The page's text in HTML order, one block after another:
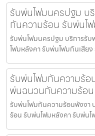
รับพ่นโฟมนครปฐม บ
กันความร้อน รับพ่นโ
รับพ่นโฟมนครปฐม บริการรั
โฟมหลังคา รับพ่นโฟมกันเสีย
รับพ่นโฟมกันความร้อ
พ่นฉนวนกันความร้อ
รับพ่นโฟมกันความร้อนพังงา
ร้อน รับพ่นโฟมหลังคา รับพ่นโ